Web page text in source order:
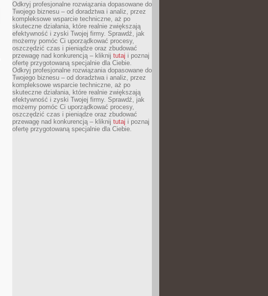
Odkryj profesjonalne rozwiązania dopasowane do
Twojego biznesu – od doradztwa i analiz, przez
kompleksowe wsparcie techniczne, aż po
skuteczne działania, które realnie zwiększają
efektywność i zyski Twojej firmy. Sprawdź, jak
możemy pomóc Ci uporządkować procesy,
oszczędzić czas i pieniądze oraz zbudować
przewagę nad konkurencją – kliknij tutaj i poznaj
ofertę przygotowaną specjalnie dla Ciebie.
Odkryj profesjonalne rozwiązania dopasowane do
Twojego biznesu – od doradztwa i analiz, przez
kompleksowe wsparcie techniczne, aż po
skuteczne działania, które realnie zwiększają
efektywność i zyski Twojej firmy. Sprawdź, jak
możemy pomóc Ci uporządkować procesy,
oszczędzić czas i pieniądze oraz zbudować
przewagę nad konkurencją – kliknij tutaj i poznaj
ofertę przygotowaną specjalnie dla Ciebie.